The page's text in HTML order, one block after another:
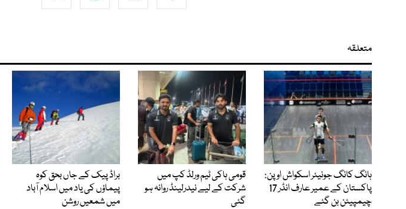
متعلقہ
ہانگ کانگ جونیئر اسکواش اوپن:
پاکستان کے عمیر عارف انڈر 17
چیمپیئن بن گئے
قومی ہاکی ٹیم ورلڈ کپ میں
شرکت کے لیے نیدرلینڈ روانہ ہو
گئی
براڈ پیک کے جاں بحق کوہ
پیماؤں کی یاد میں اسلام آباد
میں شمعیں روشن